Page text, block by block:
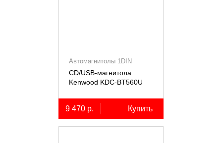
Автомагнитолы 1DIN
CD/USB-магнитола
Kenwood KDC-BT560U
9 470 р. Купить